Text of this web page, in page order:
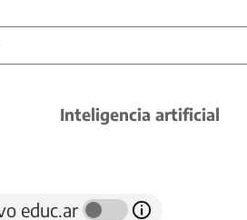
Inteligencia artificial
educ.ar